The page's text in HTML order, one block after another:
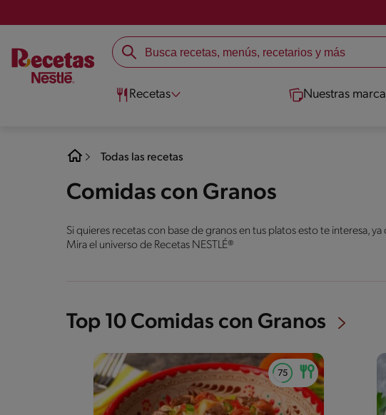
Recetas Nuestras
Todas las recetas
Comidas con Granos
Si quieres recetas con base de granos en tus platos esto te interesa,
Mira el universo de Recetas NESTLÉ®
Top 10 Comidas con Granos